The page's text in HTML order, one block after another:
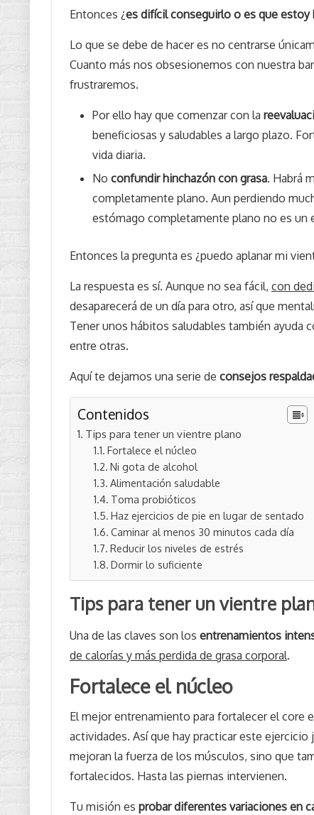
Entonces ¿es difícil conseguirlo o es que estoy
Lo que se debe de hacer es no centrarse
Cuanto más nos obsesionemos con nuestra
frustraremos.
Por ello hay que comenzar con la
beneficiosas y saludables a largo plazo.
vida diaria.
No confundir hinchazón con grasa. Habrá
completamente plano. Aun perdiendo
estómago completamente plano no es un
Entonces la pregunta es ¿puedo aplanar mi
La respuesta es sí. Aunque no sea fácil, con
desaparecerá de un día para otro, así que
Tener unos hábitos saludables también ayuda
entre otras.
Aquí te dejamos una serie de consejos
Contenidos
Tips para tener un vientre plano
Fortalece el núcleo
Ni gota de alcohol
Alimentación saludable
Toma probióticos
Haz ejercicios de pie en lugar de sentado
Caminar al menos 30 minutos cada día
Reducir los niveles de estrés
Dormir lo suficiente
Tips para tener un vientre
Una de las claves son los entrenamientos
de calorías y más perdida de grasa corporal.
Fortalece el núcleo
El mejor entrenamiento para fortalecer el core
actividades. Así que hay practicar este ejercicio
mejoran la fuerza de los músculos, sino que
fortalecidos. Hasta las piernas intervienen.
Tu misión es probar diferentes variaciones en